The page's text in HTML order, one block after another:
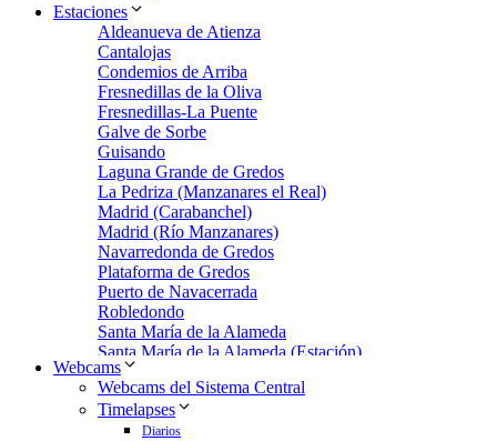
Estaciones
Aldeanueva de Atienza
Cantalojas
Condemios de Arriba
Fresnedillas de la Oliva
Fresnedillas-La Puente
Galve de Sorbe
Guisando
Laguna Grande de Gredos
La Pedriza (Manzanares el Real)
Madrid (Carabanchel)
Madrid (Río Manzanares)
Navarredonda de Gredos
Plataforma de Gredos
Puerto de Navacerrada
Robledondo
Santa María de la Alameda
Santa María de la Alameda (Estación)
Zarzalejo
Zarzalejo Estación
Zarzalejo-Machotas
Webcams
Webcams del Sistema Central
Timelapses
Diarios